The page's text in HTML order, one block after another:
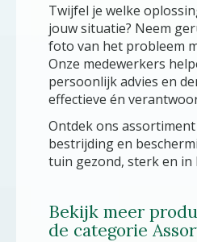
Twijfel je welke
jouw situatie? Neem
foto van het probleem
Onze medewerkers
persoonlijk advies en
effectieve én
Ontdek ons
bestrijding en
tuin gezond, sterk en in
Bekijk meer
de categorie